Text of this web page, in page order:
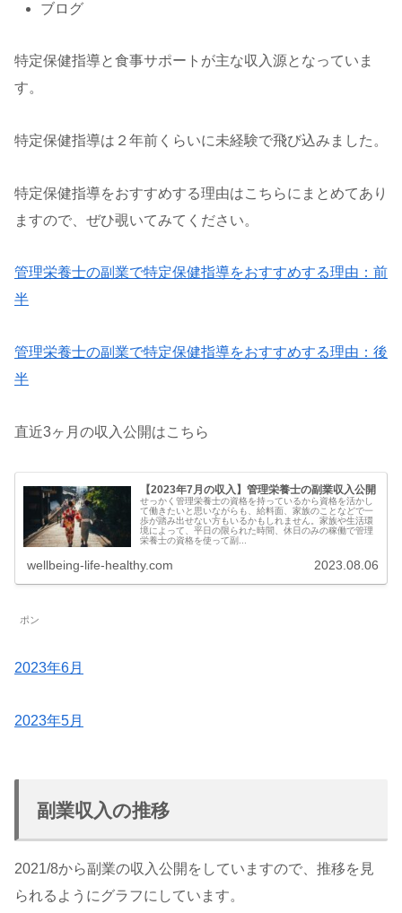
ブログ
特定保健指導と食事サポートが主な収入源となっていま
す。
特定保健指導は２年前くらいに未経験で飛び込みました。
特定保健指導をおすすめする理由はこちらにまとめてあり
ますので、ぜひ覗いてみてください。
管理栄養士の副業で特定保健指導をおすすめする理由：前
半
管理栄養士の副業で特定保健指導をおすすめする理由：後
半
直近3ヶ月の収入公開はこちら
【2023年7月の収入】管理栄養士の副業収入公開
せっかく管理栄養士の資格を持っているから資格を活かし
て働きたいと思いながらも、給料面、家族のことなどで一
歩が踏み出せない方もいるかもしれません。家族や生活環
境によって、平日の限られた時間、休日のみの稼働で管理
栄養士の資格を使って副...
wellbeing-life-healthy.com 2023.08.06
ポン
2023年6月
2023年5月
副業収入の推移
2021/8から副業の収入公開をしていますので、推移を見
られるようにグラフにしています。